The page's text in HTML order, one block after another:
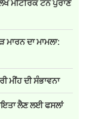
ਮੀਟਰਿਕ ਟਨ ਪੁਰਾਣੇ
ਦਾ ਮਾਮਲਾ:
ਮੀਂਹ ਦੀ ਸੰਭਾਵਨਾ
ਲੈਣ ਲਈ ਫਸਲਾਂ